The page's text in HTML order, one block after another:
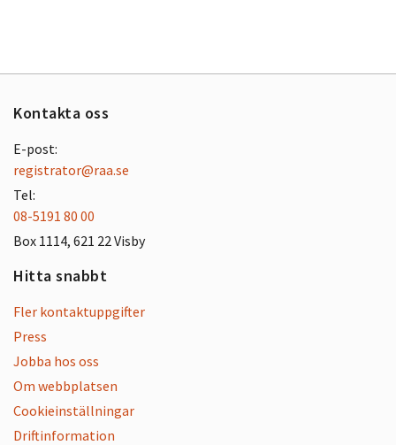
Kontakta oss
E-post:
registrator@raa.se
Tel:
08-5191 80 00
Box 1114, 621 22 Visby
Hitta snabbt
Fler kontaktuppgifter
Press
Jobba hos oss
Om webbplatsen
Cookieinställningar
Driftinformation